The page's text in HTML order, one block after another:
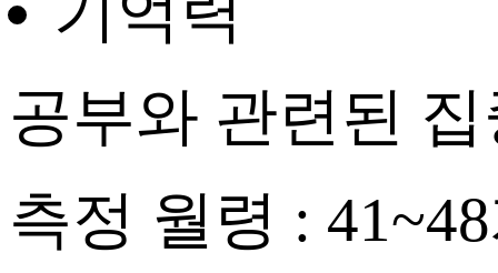
공부와 관련된
측정 월령 :